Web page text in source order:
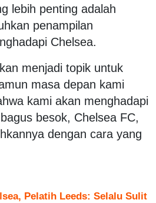
lebih penting adalah
penampilan
Chelsea.
menjadi topik untuk
masa depan kami
kami akan menghadapi
besok, Chelsea FC,
dengan cara yang
Pelatih Leeds: Selalu Sulit